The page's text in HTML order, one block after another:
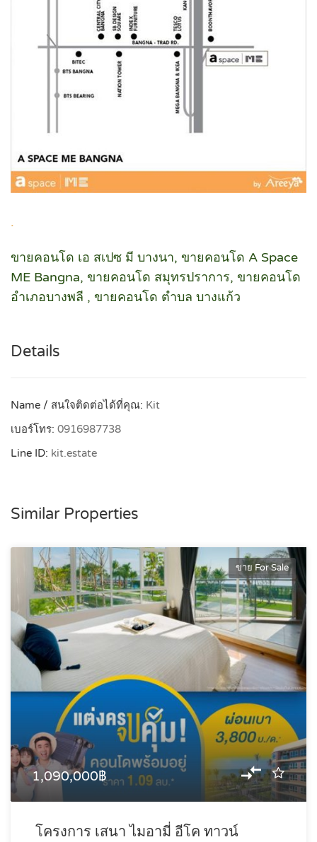
.
ขายคอนโด เอ สเปซ มี บางนา, ขายคอนโด A Space
ME Bangna, ขายคอนโด สมุทรปราการ, ขายคอนโด
อำเภอบางพลี , ขายคอนโด ตำบล บางแก้ว
Details
Name / สนใจติดต่อได้ที่คุณ: Kit
เบอร์โทร: 0916987738
Line ID: kit.estate
Similar Properties
ขาย For Sale
1,090,000฿
โครงการ เสนา ไมอามี่ อีโค ทาวน์